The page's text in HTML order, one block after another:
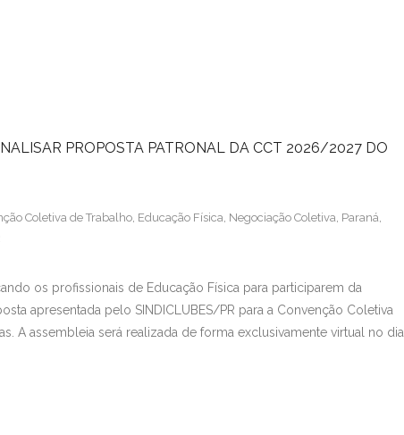
PROPOSTA PATRONAL DA CCT 2026/2027 DO
Coletiva de Trabalho Educação Física Negociação Coletiva Paraná
os profissionais de Educação Física para participarem da
apresentada pelo SINDICLUBES/PR para a Convenção Coletiva
A assembleia será realizada de forma exclusivamente virtual no dia